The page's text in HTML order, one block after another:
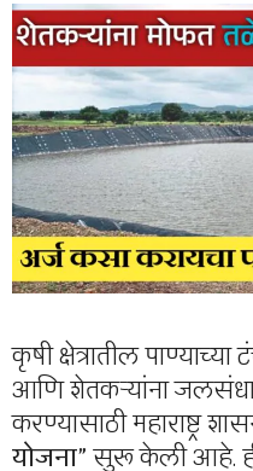
कृषी क्षेत्रातील
आणि शेतकऱ्यांना
करण्यासाठी महाराष्ट्र
योजना”सुरू केली आहे. ही